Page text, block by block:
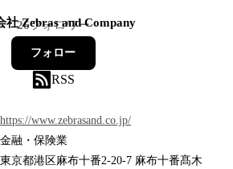
社 Zebras and Company
26フォロワー
フォロー
RSS
https://www.zebrasand.co.jp/
金融・保険業
東京都港区麻布十番2-20-7 麻布十番髙木